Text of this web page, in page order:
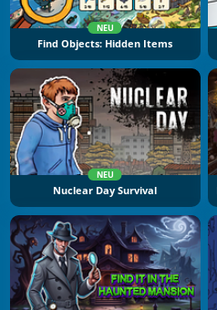
NEU
Find Objects: Hidden Items
NEU
Nuclear Day Survival